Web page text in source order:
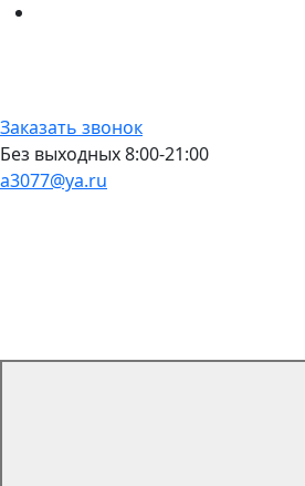
Заказать звонок
Без выходных 8:00-21:00
a3077@ya.ru